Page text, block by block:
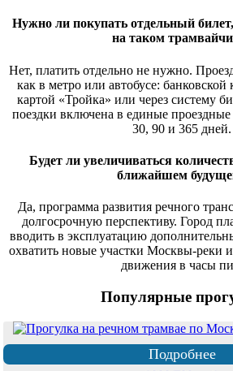
Нужно ли покупать отдельный
на таком
Нет, платить отдельно не нужно.
как в метро или автобусе: банковской
картой «Тройка» или через систему
поездки включена в единые
30, 90 и 365 дней.
Будет ли увеличиваться
ближайшем
Да, программа развития речного
долгосрочную перспективу. Город
вводить в эксплуатацию
охватить новые участки Москвы-реки
движения в часы
Популярные
Подробнее